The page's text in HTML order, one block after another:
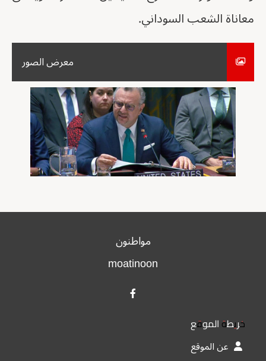
معاناة الشعب السوداني.
معرض الصور
مواطنون
moatinoon
خريطة الموقع
عن الموقع